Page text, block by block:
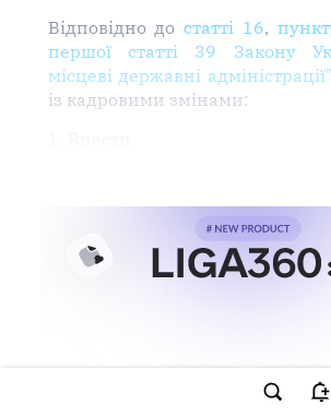
Відповідно достатті 16,
першої статті 39 Закону
місцеві державні адміністрації"
із кадровими змінами:
Ви намагаєтесь
інструменти для